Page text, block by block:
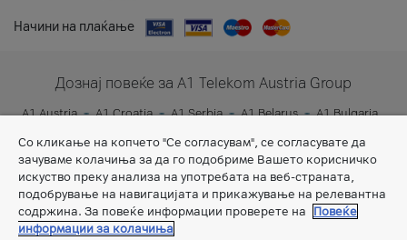
Начини на плаќање
Дознај повеќе за A1 Telekom Austria Group
A1 Austria A1 Croatia A1 Serbia A1 Belarus
A1 Bulgaria
A1 Slovenia
A1 Digital
Со кликање на копчето "Се согласувам", се согласувате да
зачуваме колачиња за да го подобриме Вашето корисничко
искуство преку анализа на употребата на веб-страната,
подобрување на навигацијата и прикажување на релевантна
содржина. За повеќе информации проверете на
Повеќе
информации за колачиња